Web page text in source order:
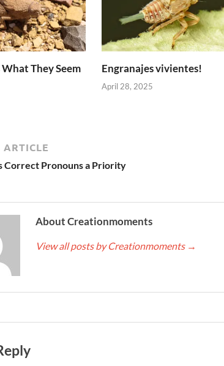
They Seem
Engranajes vivientes!
April 28, 2025
ARTICLE
Correct Pronouns a Priority
About Creationmoments
View all posts by Creationmoments →